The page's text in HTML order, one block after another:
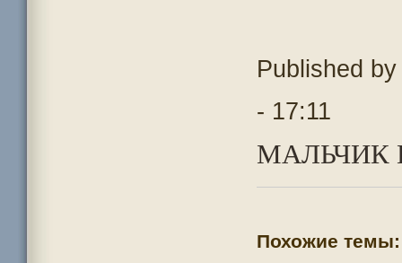
Published
- 17:11
МАЛЬЧИК
Похожие темы: